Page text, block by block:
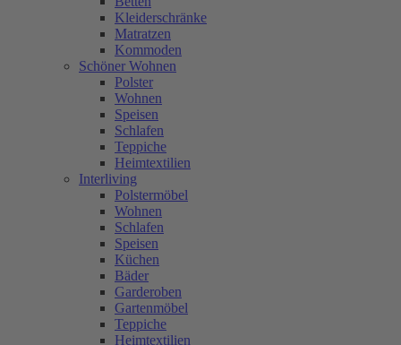
Kleiderschränke
Matratzen
Kommoden
Schöner Wohnen
Polster
Wohnen
Speisen
Schlafen
Teppiche
Heimtextilien
Interliving
Polstermöbel
Wohnen
Schlafen
Speisen
Küchen
Bäder
Garderoben
Gartenmöbel
Teppiche
Heimtextilien